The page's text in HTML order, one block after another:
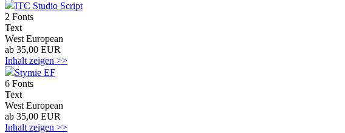
ITC Studio Script
2 Fonts
Text
West European
ab 35,00 EUR
Inhalt zeigen >>
Stymie EF
6 Fonts
Text
West European
ab 35,00 EUR
Inhalt zeigen >>